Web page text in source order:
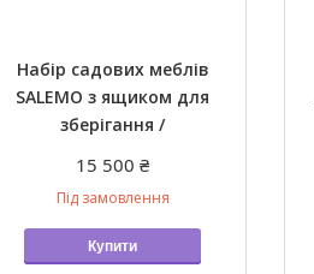
Набір садових меблів
SALEMO з ящиком для
зберігання /
15 500 ₴
Під замовлення
Купити